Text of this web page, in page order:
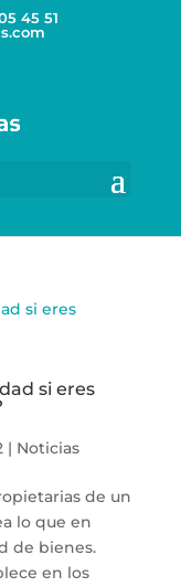
45 51
si eres
| Noticias
de un
lo que en
de bienes.
en los